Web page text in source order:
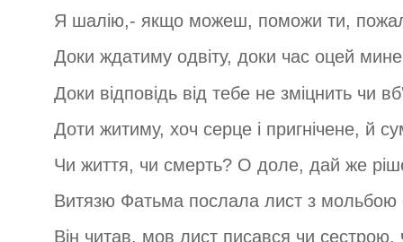
Я шалію,- якщо можеш, поможи ти,
Доки ждатиму одвіту, доки час оцей
Доки відповідь від тебе не зміцнить чи
Доти житиму, хоч серце і пригнічене, й
Чи життя, чи смерть? О доле, дай же
Витязю Фатьма послала лист з мольбою
Він читав, мов лист писався чи сестрою,